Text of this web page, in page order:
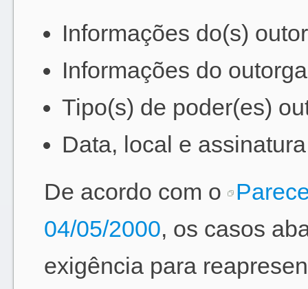
Informações do(s)
Informações do
Tipo(s) de poder(es)
Data, local e
De acordo com o
04/05/2000, os casos
exigência para